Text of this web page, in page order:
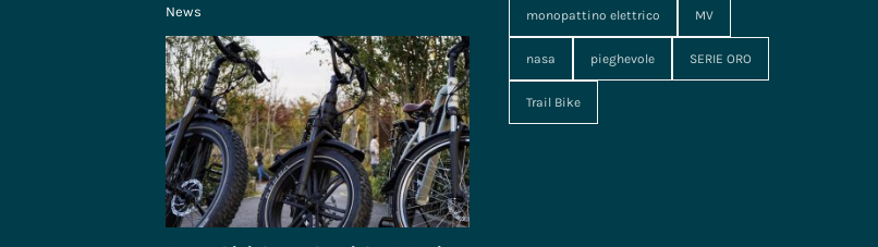
News monopattino elettrico MV
nasa pieghevole SERIE ORO
Trail Bike